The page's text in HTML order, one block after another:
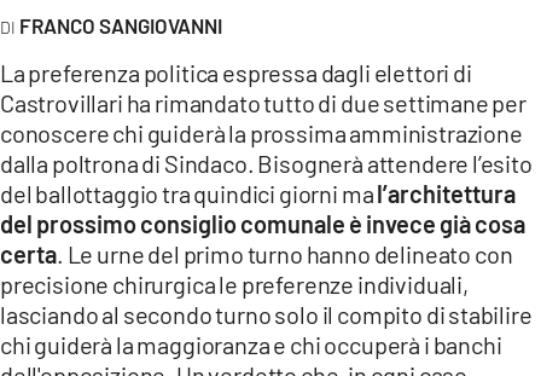
LACTV.IT
LACONAIR.IT
LACITYMAG.IT
ILREGGINO.IT
COSENZACHANNEL.IT
ILVIBONESE.IT
CATANZAROCHANNEL.IT
LACAPITALENEWS.IT
FRANCO SANGIOVANNI
La preferenza politica espressa dagli elettori di
Castrovillari ha rimandato tutto di due settimane per
conoscere chi guiderà la prossima amministrazione
dalla poltrona di Sindaco. Bisognerà attendere l’esito
del ballottaggio tra quindici giorni mal’architettura
del prossimo consiglio comunale è invece già cosa
certa . Le urne del primo turno hanno delineato con
precisione chirurgica le preferenze individuali,
lasciando al secondo turno solo il compito di stabilire
chi guiderà la maggioranza e chi occuperà i banchi